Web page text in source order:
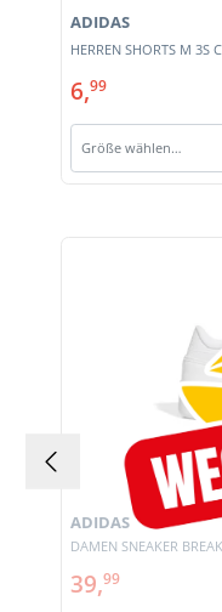
HERREN SHORTS M 3S
ADIDAS
6,99
Größe wählen…
DAMEN SNEAKER
ADIDAS
39,99